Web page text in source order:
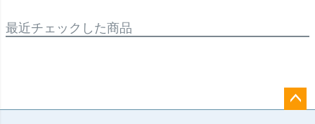
最近チェックした商品